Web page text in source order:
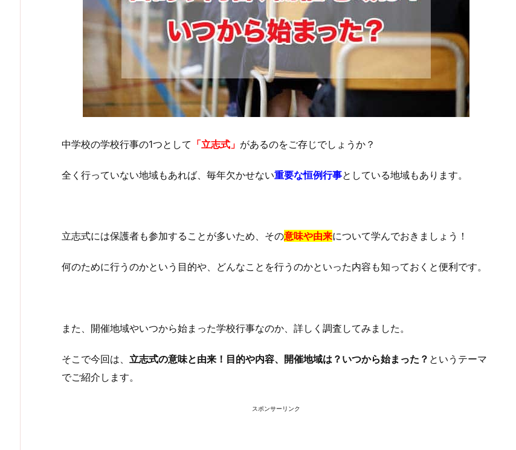
中学校の学校行事の1つとして 「立志式」 があるのをご存じでしょうか？
全く行っていない地域もあれば、毎年欠かせない重要な恒例行事としている地域もあります。
立志式には保護者も参加することが多いため、その意味や由来について学んでおきましょう！
何のために行うのかという目的や、どんなことを行うのかといった内容も知っておくと便利です。
また、開催地域やいつから始まった学校行事なのか、詳しく調査してみました。
そこで今回は、 立志式の意味と由来！目的や内容、開催地域は？いつから始まった？ というテーマ
でご紹介します。
スポンサーリンク